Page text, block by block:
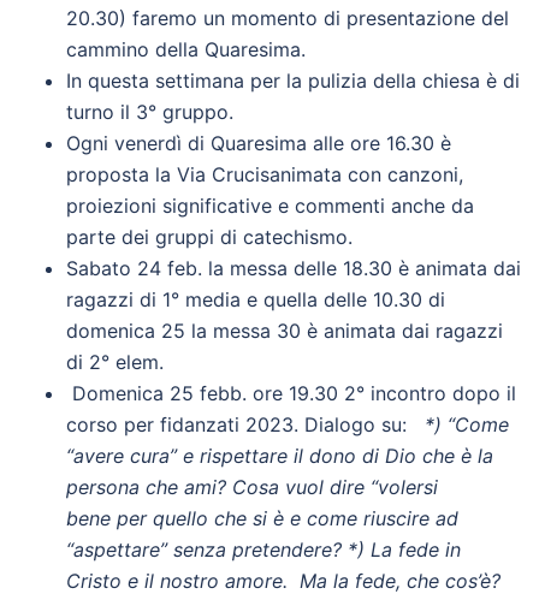
20.30) faremo un momento di presentazione del
cammino della Quaresima.
In questa settimana per la pulizia della chiesa è di
turno il 3° gruppo.
Ogni venerdì di Quaresima alle ore 16.30 è
proposta la Via Crucisanimata con canzoni,
proiezioni significative e commenti anche da
parte dei gruppi di catechismo.
Sabato 24 feb. la messa delle 18.30 è animata dai
ragazzi di 1° media e quella delle 10.30 di
domenica 25 la messa 30 è animata dai ragazzi
di 2° elem.
Domenica 25 febb. ore 19.30 2° incontro dopo il
corso per fidanzati 2023. Dialogo su:
*) “Come
“avere cura” e rispettare il dono di Dio che è la
persona che ami? Cosa vuol dire “volersi
bene per quello che si è e come riuscire ad
“aspettare” senza pretendere? *) La fede in
Cristo e il nostro amore. Ma la fede, che cos’è?